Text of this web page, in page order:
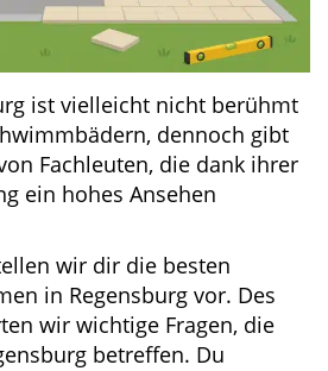
ist vielleicht nicht berühmt
dennoch gibt
Fachleuten, die dank ihrer
ein hohes Ansehen
wir dir die besten
in Regensburg vor. Des
wir wichtige Fragen, die
betreffen. Du